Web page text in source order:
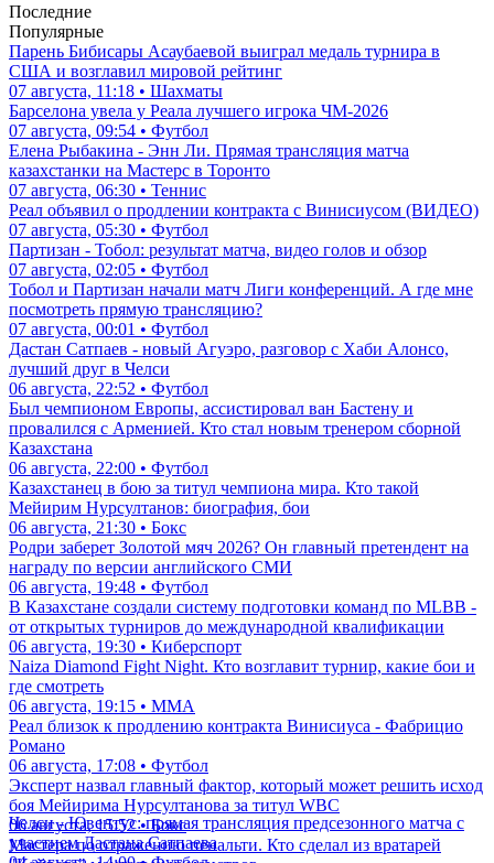
Последние
Популярные
Парень Бибисары Асаубаевой выиграл медаль турнира в
США и возглавил мировой рейтинг
07 августа, 11:18 • Шахматы
Барселона увела у Реала лучшего игрока ЧМ-2026
07 августа, 09:54 • Футбол
Елена Рыбакина - Энн Ли. Прямая трансляция матча
казахстанки на Мастерс в Торонто
07 августа, 06:30 • Теннис
Реал объявил о продлении контракта с Винисиусом (ВИДЕО)
07 августа, 05:30 • Футбол
Партизан - Тобол: результат матча, видео голов и обзор
07 августа, 02:05 • Футбол
Тобол и Партизан начали матч Лиги конференций. А где мне
посмотреть прямую трансляцию?
07 августа, 00:01 • Футбол
Дастан Сатпаев - новый Агуэро, разговор с Хаби Алонсо,
лучший друг в Челси
06 августа, 22:52 • Футбол
Был чемпионом Европы, ассистировал ван Бастену и
провалился с Арменией. Кто стал новым тренером сборной
Казахстана
06 августа, 22:00 • Футбол
Казахстанец в бою за титул чемпиона мира. Кто такой
Мейирим Нурсултанов: биография, бои
06 августа, 21:30 • Бокс
Родри заберет Золотой мяч 2026? Он главный претендент на
награду по версии английского СМИ
06 августа, 19:48 • Футбол
В Казахстане создали систему подготовки команд по MLBB -
от открытых турниров до международной квалификации
06 августа, 19:30 • Киберспорт
Naiza Diamond Fight Night. Кто возглавит турнир, какие бои и
где смотреть
06 августа, 19:15 • ММА
Реал близок к продлению контракта Винисиуса - Фабрицио
Романо
06 августа, 17:08 • Футбол
Эксперт назвал главный фактор, который может решить исход
боя Мейирима Нурсултанова за титул WBC
06 августа, 15:52 • Бокс
Мастера по отражению пенальти. Кто сделал из вратарей
Челси - Ювентус: прямая трансляция предсезонного матча с
участием Дастана Сатпаева